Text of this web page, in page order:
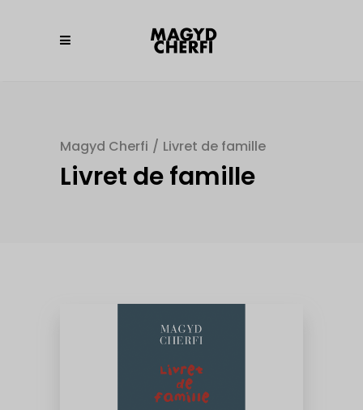
Magyd Cherfi / Livret de famille
Livret de famille